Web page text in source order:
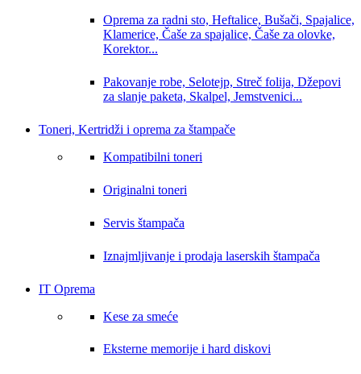
Oprema za radni sto, Heftalice, Bušači, Spajalice,
Klamerice, Čaše za spajalice, Čaše za olovke,
Korektor...
Pakovanje robe, Selotejp, Streč folija, Džepovi
za slanje paketa, Skalpel, Jemstvenici...
Toneri, Kertridži i oprema za štampače
Kompatibilni toneri
Originalni toneri
Servis štampača
Iznajmljivanje i prodaja laserskih štampača
IT Oprema
Kese za smeće
Eksterne memorije i hard diskovi